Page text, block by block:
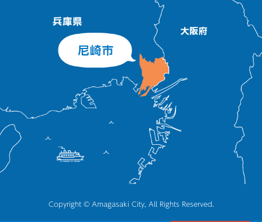
Copyright © Amagasaki City, All Rights Reserved.